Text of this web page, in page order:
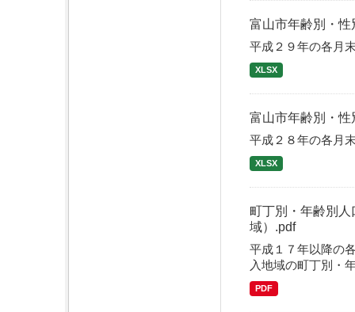
富山市年齢別・
平成２９年の各月
XLSX
富山市年齢別・
平成２８年の各月
XLSX
町丁別・年齢別
域）.pdf
平成１７年以降の
入地域の町丁別・
PDF